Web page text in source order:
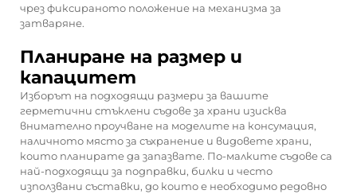
чрез фиксираното положение на механизма за
затваряне.
Планиране на размер и
капацитет
Изборът на подходящи размери за вашите
герметични стъклени съдове за храни изисква
внимателно проучване на моделите на консумация,
наличното място за съхранение и видовете храни,
които планирате да запазвате. По-малките съдове са
най-подходящи за подправки, билки и често
използвани съставки, до които е необходимо редовно